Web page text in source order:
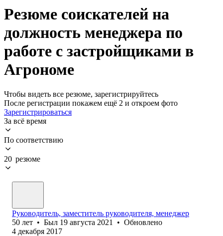
Резюме соискателей на
должность менеджера по
работе с застройщиками в
Агрономе
Чтобы видеть все резюме, зарегистрируйтесь
После регистрации покажем ещё 2 и откроем фото
Зарегистрироваться
За всё время
По соответствию
20 резюме
Руководитель, заместитель руководителя, менеджер
50 лет • Был 19 августа 2021 • Обновлено
4 декабря 2017